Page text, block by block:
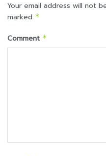
Your email address will not
marked *
Comment *